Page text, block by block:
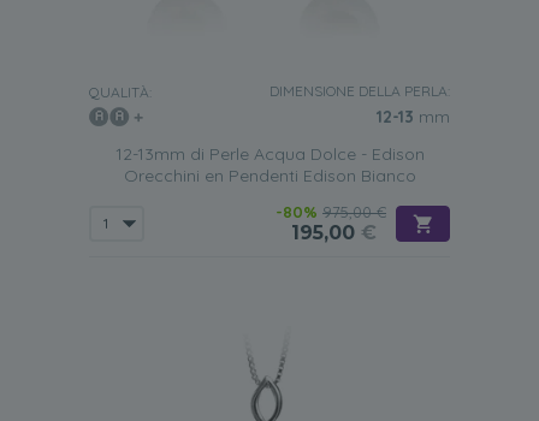
QUALITÀ: DIMENSIONE DELLA PERLA:
12-13 mm
12-13mm di Perle Acqua Dolce - Edison
Orecchini en Pendenti Edison Bianco
-80% 975,00 €
195,00 €